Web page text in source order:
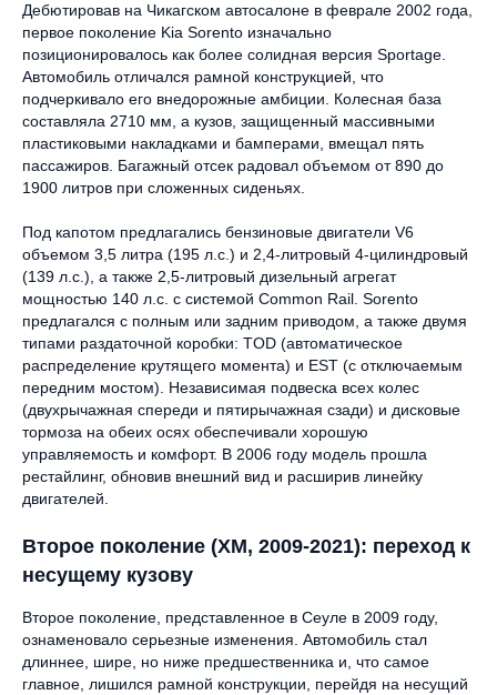
Дебютировав на Чикагском автосалоне в феврале 2002 года,
первое поколение Kia Sorento изначально
позиционировалось как более солидная версия Sportage.
Автомобиль отличался рамной конструкцией, что
подчеркивало его внедорожные амбиции. Колесная база
составляла 2710 мм, а кузов, защищенный массивными
пластиковыми накладками и бамперами, вмещал пять
пассажиров. Багажный отсек радовал объемом от 890 до
1900 литров при сложенных сиденьях.
Под капотом предлагались бензиновые двигатели V6
объемом 3,5 литра (195 л.с.) и 2,4-литровый 4-цилиндровый
(139 л.с.), а также 2,5-литровый дизельный агрегат
мощностью 140 л.с. с системой Common Rail. Sorento
предлагался с полным или задним приводом, а также двумя
типами раздаточной коробки: TOD (автоматическое
распределение крутящего момента) и EST (с отключаемым
передним мостом). Независимая подвеска всех колес
(двухрычажная спереди и пятирычажная сзади) и дисковые
тормоза на обеих осях обеспечивали хорошую
управляемость и комфорт. В 2006 году модель прошла
рестайлинг, обновив внешний вид и расширив линейку
двигателей.
Второе поколение (XM, 2009-2021): переход к
несущему кузову
Второе поколение, представленное в Сеуле в 2009 году,
ознаменовало серьезные изменения. Автомобиль стал
длиннее, шире, но ниже предшественника и, что самое
главное, лишился рамной конструкции, перейдя на несущий